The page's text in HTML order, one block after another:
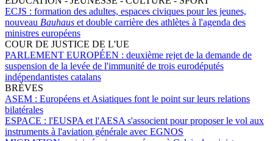
ECJS : formation des adultes, espaces civiques pour les jeunes,
nouveau Bauhaus et double carrière des athlètes à l'agenda des
ministres européens
COUR DE JUSTICE DE L'UE
PARLEMENT EUROPÉEN : deuxième rejet de la demande de
suspension de la levée de l'immunité de trois eurodéputés
indépendantistes catalans
BRÈVES
ASEM : Européens et Asiatiques font le point sur leurs relations
bilatérales
ESPACE : l'EUSPA et l'AESA s'associent pour proposer le vol aux
instruments à l'aviation générale avec EGNOS